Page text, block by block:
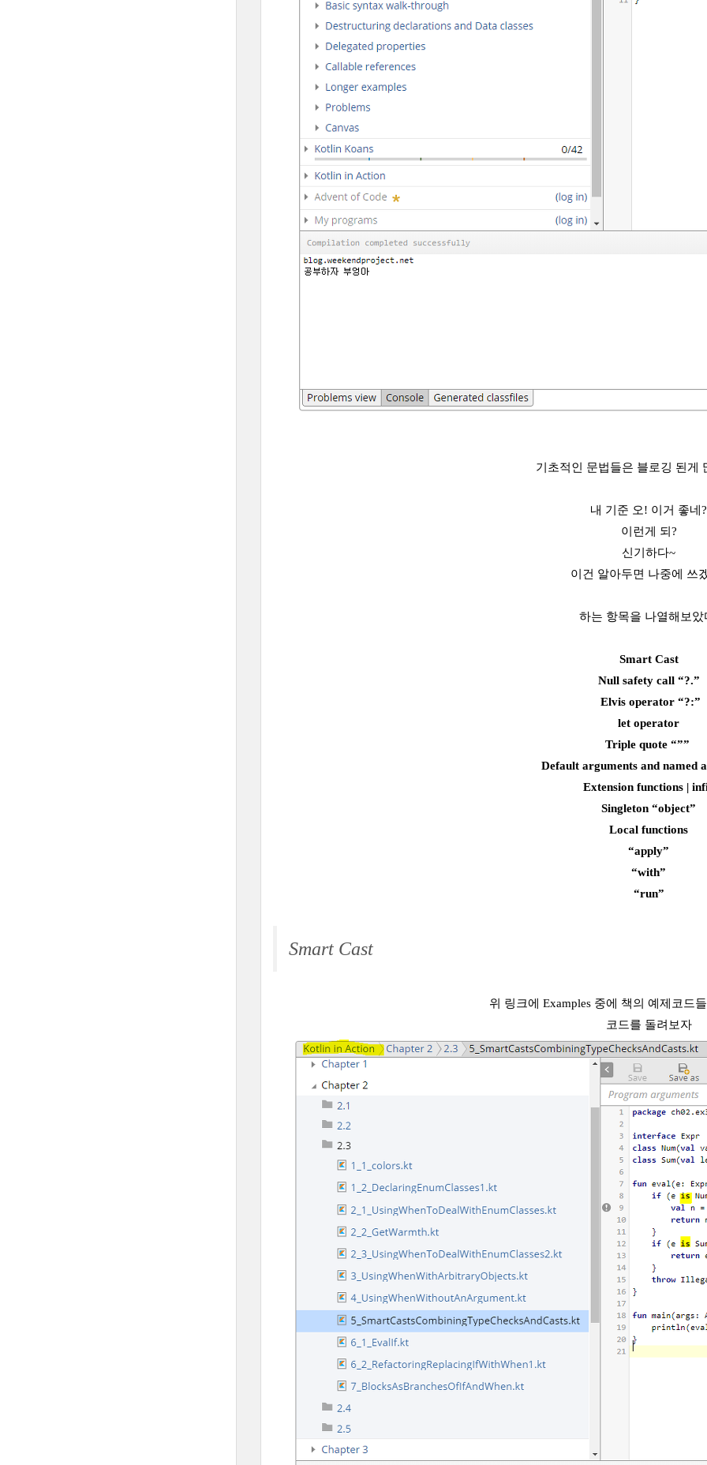
기초적인 문법들은 블로깅 된게
내 기준 오! 이거 좋네?
이런게 되?
신기하다~
이건 알아두면 나중에 쓰
하는 항목을 나열해보았
Smart Cast
Null safety call “?.”
Elvis operator “?:”
let operator
Triple quote “””
Default arguments and named
Extension functions |
Singleton “object”
Local functions
“apply”
“with”
“run”
Smart Cast
위 링크에 Examples 중에 책의 예제코드
코드를 돌려보자